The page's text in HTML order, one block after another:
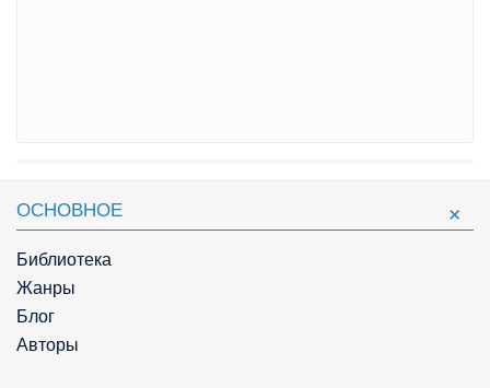
ОСНОВНОЕ
Библиотека
Жанры
Блог
Авторы